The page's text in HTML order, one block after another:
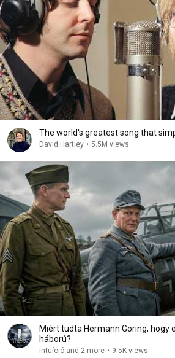
The world's greatest song that
David Hartley • 5.5M views
Miért tudta Hermann Göring, hogy
háború?
intuíció and 2 more • 9.5K views